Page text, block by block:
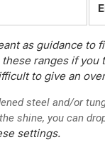
as guidance
ranges if
to give an
steel and/or
shine, you can
settings.